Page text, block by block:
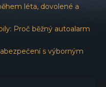
léta, dovolené a
Proč běžný autoalarm
s výborným